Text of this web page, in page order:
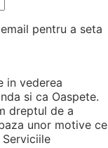
pentru a seta
in vederea
si ca Oaspete.
dreptul de a
unor motive ce